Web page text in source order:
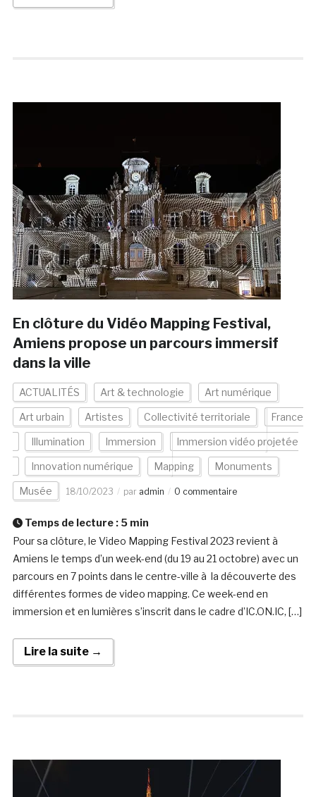
En clôture du Vidéo Mapping Festival,
Amiens propose un parcours immersif
dans la ville
ACTUALITÉS Art & technologie Art numérique
Art urbain Artistes Collectivité territoriale France
Illumination Immersion Immersion vidéo projetée
Innovation numérique Mapping Monuments
Musée 18/10/2023 par admin 0 commentaire
Temps de lecture : 5 min
Pour sa clôture, le Video Mapping Festival 2023 revient à
Amiens le temps d’un week-end (du 19 au 21 octobre) avec un
parcours en 7 points dans le centre-ville à la découverte des
différentes formes de video mapping. Ce week-end en
immersion et en lumières s’inscrit dans le cadre d’IC.ON.IC, […]
Lire la suite →